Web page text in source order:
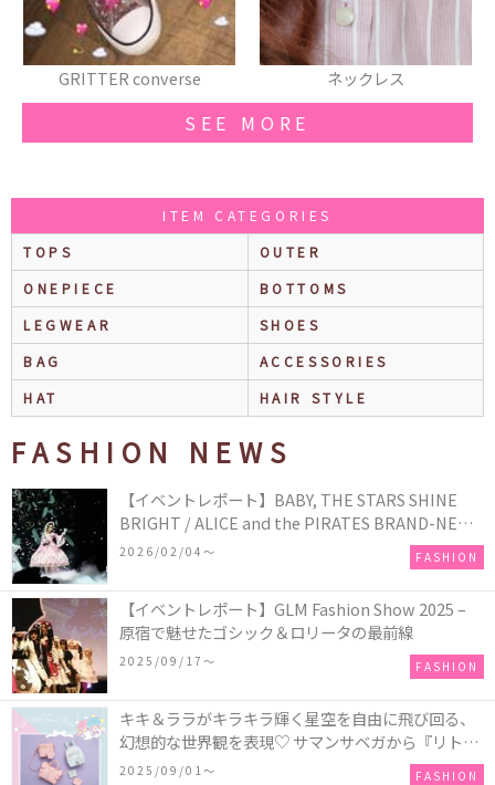
ネックレス リボン
SEE MORE
ITEM CATEGORIES
TOPS
OUTER
ONEPIECE
BOTTOMS
LEGWEAR
SHOES
BAG
ACCESSORIES
HAT
HAIR STYLE
FASHION NEWS
【イベントレポート】BABY, THE STARS SHINE
BRIGHT / ALICE and the PIRATES BRAND-NEW
COLLECTION in TOKYO
2026/02/04〜 FASHION
【イベントレポート】GLM Fashion Show 2025 –
原宿で魅せたゴシック＆ロリータの最前線
2025/09/17〜 FASHION
キキ＆ララがキラキラ輝く星空を自由に飛び回る、
幻想的な世界観を表現♡ サマンサベガから『リトル
ツインスターズ』50周年アニバーサリーイヤー』を
2025/09/01〜 FASHION